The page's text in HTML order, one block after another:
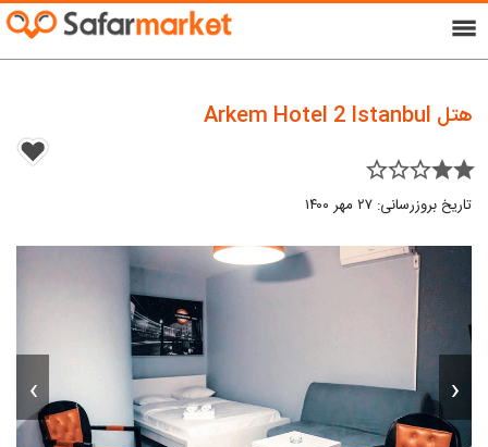
menu
هتل Arkem Hotel 2 Istanbul
star_border star_border star_border star star
تاریخ بروزرسانی: ۲۷ مهر ۱۴۰۰
‹
›